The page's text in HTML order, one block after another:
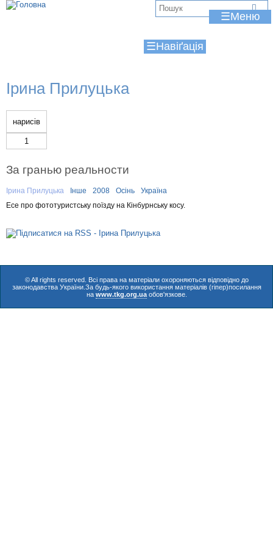
Jump to navigation
☰
☰
Ірина Прилуцька
нарисів
1
За гранью реальности
Ірина Прилуцька Інше 2008 Осінь
Україна
Есе про фототуристську поїзду на Кінбурнську косу.
© All rights reserved. Всі права на матеріали охороняються відповідно до
законодавства України.За будь-якого використання матеріалів (гіпер)посилання
на www.tkg.org.uaобов'язкове.